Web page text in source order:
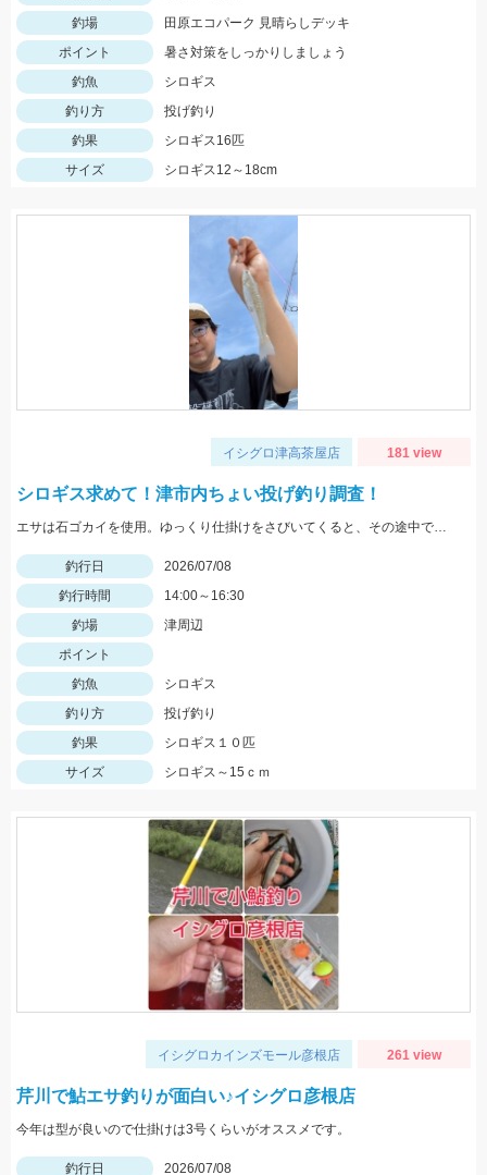
釣場
田原エコパーク 見晴らしデッキ
ポイント
暑さ対策をしっかりしましょう
釣魚
シロギス
釣り方
投げ釣り
釣果
シロギス16匹
サイズ
シロギス12～18cm
イシグロ津高茶屋店 181 view
シロギス求めて！津市内ちょい投げ釣り調査！
エサは石ゴカイを使用。ゆっくり仕掛けをさびいてくると、その途中でシロギスがあたってきます。
釣行日
2026/07/08
釣行時間
14:00～16:30
釣場
津周辺
ポイント
釣魚
シロギス
釣り方
投げ釣り
釣果
シロギス１０匹
サイズ
シロギス～15ｃｍ
イシグロカインズモール彦根店 261 view
芹川で鮎エサ釣りが面白い♪イシグロ彦根店
今年は型が良いので仕掛けは3号くらいがオススメです。
釣行日
2026/07/08